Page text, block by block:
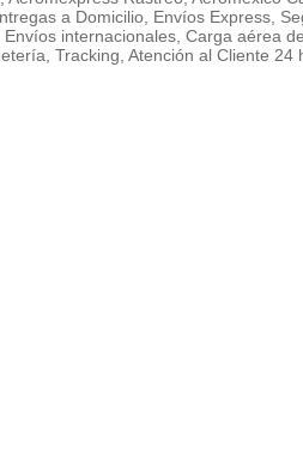
a Domicilio, Envíos Express,
internacionales, Carga aérea de
Tracking, Atención al Cliente 24